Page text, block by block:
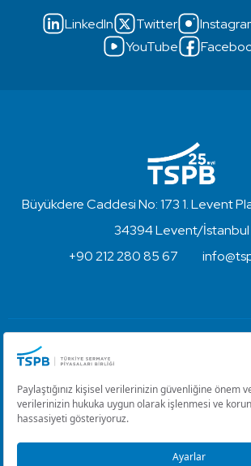
LinkedIn Twitter
YouTube
Büyükdere Caddesi No: 173 1. Levent
34394 Levent/İstanbul
+90 212 280 85 67
Kullanım Koşulları ve Gizlilik
Çerez Ayarlarını Düzenle